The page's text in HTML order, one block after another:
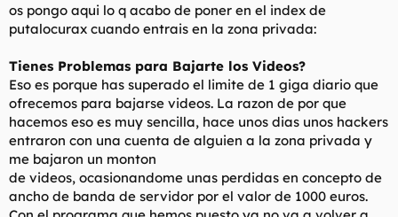
os pongo aqui lo q acabo de poner en el index de
putalocurax cuando entrais en la zona privada:
Tienes Problemas para Bajarte los Videos?
Eso es porque has superado el limite de 1 giga diario que
ofrecemos para bajarse videos. La razon de por que
hacemos eso es muy sencilla, hace unos dias unos hackers
entraron con una cuenta de alguien a la zona privada y
me bajaron un monton
de videos, ocasionandome unas perdidas en concepto de
ancho de banda de servidor por el valor de 1000 euros.